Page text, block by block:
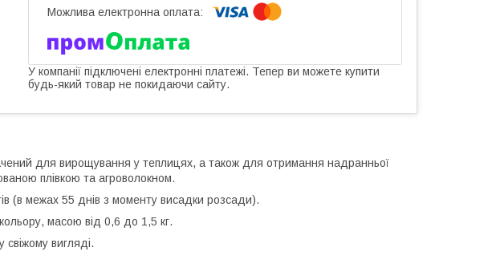
У компанії підключені електронні платежі. Тепер ви можете купити
будь-який товар не покидаючи сайту.
для вирощування у теплицях, а також для отримання надранньої
плівкою та агроволокном.
(в межах 55 днів з моменту висадки розсади).
кольору, масою від 0,6 до 1,5 кг.
свіжому вигляді.